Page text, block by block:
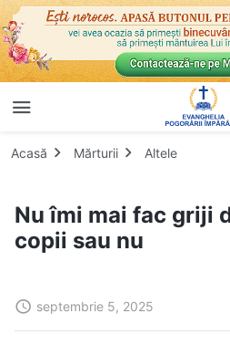
Acasă Mărturii Altele
Nu îmi mai fac griji
copii sau nu
septembrie 5, 2025